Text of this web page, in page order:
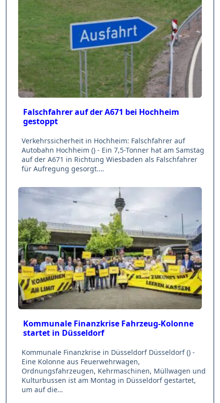
Falschfahrer auf der A671 bei Hochheim
gestoppt
Verkehrssicherheit in Hochheim: Falschfahrer auf
Autobahn Hochheim () - Ein 7,5-Tonner hat am Samstag
auf der A671 in Richtung Wiesbaden als Falschfahrer
für Aufregung gesorgt.…
Kommunale Finanzkrise Fahrzeug-Kolonne
startet in Düsseldorf
Kommunale Finanzkrise in Düsseldorf Düsseldorf () -
Eine Kolonne aus Feuerwehrwagen,
Ordnungsfahrzeugen, Kehrmaschinen, Müllwagen und
Kulturbussen ist am Montag in Düsseldorf gestartet,
um auf die…